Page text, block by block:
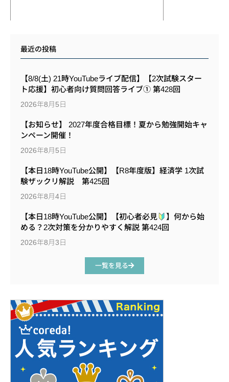
最近の投稿
【8/8(土) 21時YouTubeライブ配信】【2次試験スター
ト応援】初心者向け質問回答ライブ① 第428回
2026年8月5日
【お知らせ】 2027年度合格目標！夏から勉強開始キャ
ンペーン開催！
2026年8月5日
【本日18時YouTube公開】【R8年度版】経済学 1次試
験ザックリ解説 第425回
2026年8月4日
【本日18時YouTube公開】【初心者必見
】何から始
める？2次対策を分かりやすく解説 第424回
2026年8月3日
一覧を見る